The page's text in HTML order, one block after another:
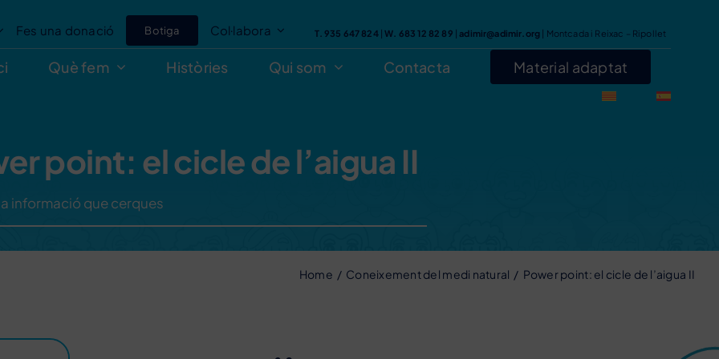
Fes una donació Botiga Col·labora T. 935 647 824|W. 683 12 82 89 |adimir@adimir.org | Montcada i Reixac – Ripollet
Què fem Històries Qui som Contacta Material adaptat
point: el cicle de l’aigua II
Home Coneixement del medi natural Power point: el cicle de l’aigua II